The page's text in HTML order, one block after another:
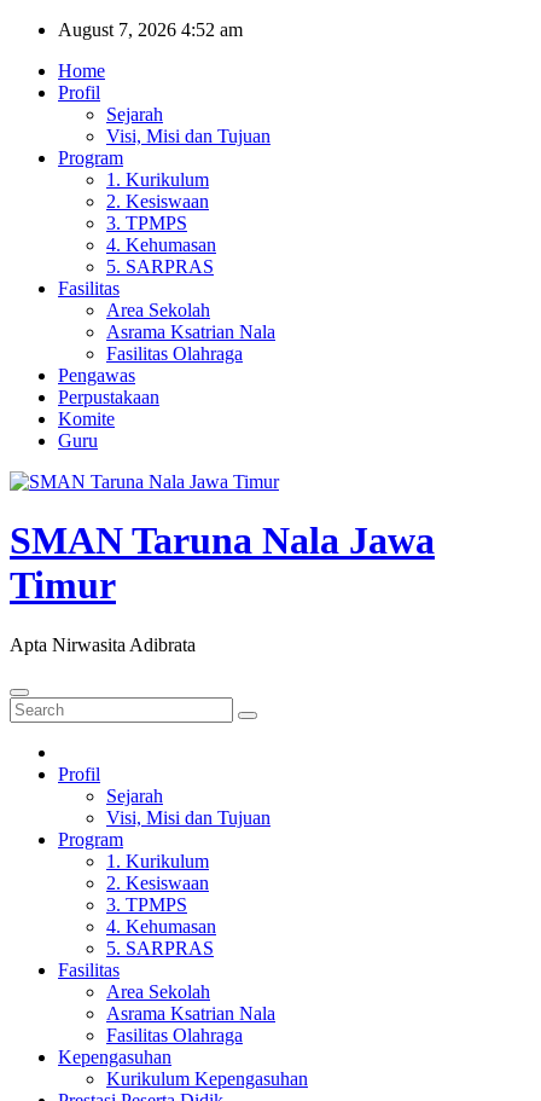
Skip
content
August 7, 2026 4:52 am
Home
Profil
Sejarah
Visi, Misi dan Tujuan
Program
1. Kurikulum
2. Kesiswaan
3. TPMPS
4. Kehumasan
5. SARPRAS
Fasilitas
Area Sekolah
Asrama Ksatrian Nala
Fasilitas Olahraga
Pengawas
Perpustakaan
Komite
Guru
SMAN Taruna Nala Jawa
Timur
Apta Nirwasita Adibrata
Profil
Sejarah
Visi, Misi dan Tujuan
Program
1. Kurikulum
2. Kesiswaan
3. TPMPS
4. Kehumasan
5. SARPRAS
Fasilitas
Area Sekolah
Asrama Ksatrian Nala
Fasilitas Olahraga
Kepengasuhan
Kurikulum Kepengasuhan